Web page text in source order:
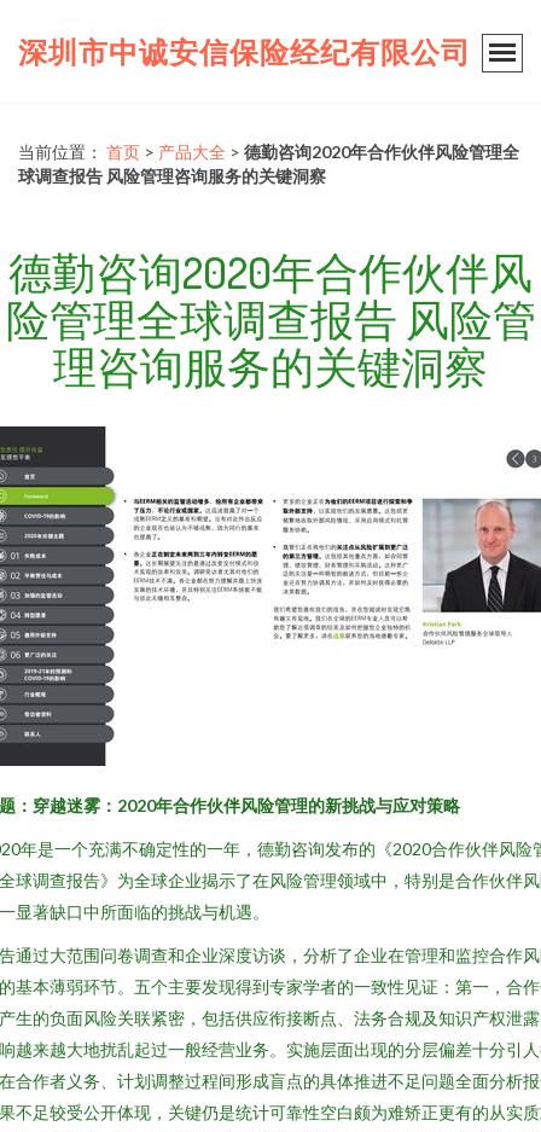
深圳市中诚安信保险经纪有限公司
当前位置： 首页 > 产品大全 > 德勤咨询2020年合作伙伴风险管理全
球调查报告 风险管理咨询服务的关键洞察
德勤咨询2020年合作伙伴风
险管理全球调查报告 风险管
理咨询服务的关键洞察
：穿越迷雾：2020年合作伙伴风险管理的新挑战与应对策略
年是一个充满不确定性的一年，德勤咨询发布的《2020合作伙伴风险
球调查报告》为全球企业揭示了在风险管理领域中，特别是合作伙伴
显著缺口中所面临的挑战与机遇。
通过大范围问卷调查和企业深度访谈，分析了企业在管理和监控合作
基本薄弱环节。五个主要发现得到专家学者的一致性见证：第一，合
生的负面风险关联紧密，包括供应衔接断点、法务合规及知识产权泄
越来越大地扰乱起过一般经营业务。实施层面出现的分层偏差十分引
合作者义务、计划调整过程间形成盲点的具体推进不足问题全面分析
不足较受公开体现，关键仍是统计可靠性空白颇为难矫正更有的从实